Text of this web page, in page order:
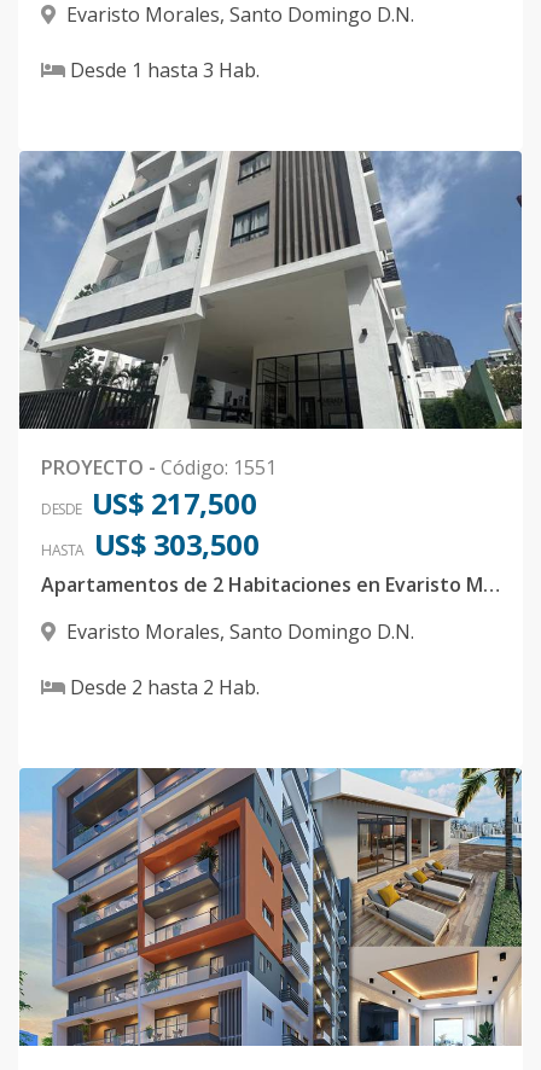
Evaristo Morales, Santo Domingo D.N.
Desde 1 hasta 3 Hab.
PROYECTO - Código: 1551
DESDE US$ 217,500
HASTA US$ 303,500
Apartamentos de 2 Habitaciones en Evaristo Morales para inversion o vivienda
Evaristo Morales, Santo Domingo D.N.
Desde 2 hasta 2 Hab.